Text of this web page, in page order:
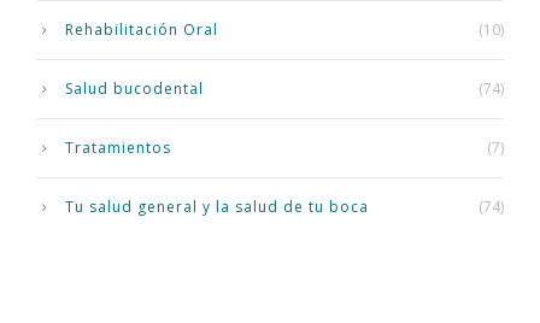
Rehabilitación Oral (10)
Salud bucodental (74)
Tratamientos (7)
Tu salud general y la salud de tu boca (74)